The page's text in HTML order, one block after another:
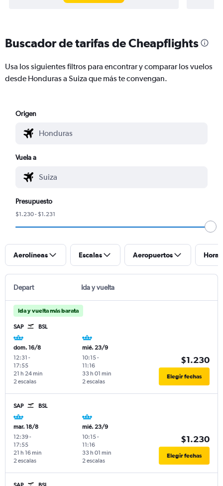
Buscador de tarifas de Cheapflights
Usa los siguientes filtros para encontrar y comparar los vuelos
desde Honduras a Suiza que más te convengan.
Origen
Vuela a
Presupuesto
$1.230 - $1.231
Aerolíneas Escalas Aeropuertos
Depart Ida y vuelta
Ida y vuelta más barata
SAP BSL
dom. 16/8
12:31 -
17:55
2 escalas
21 h 24 min
mié. 23/9
10:15-
11:16
2 escalas
33 h 01 min
$1.230
Elegir fechas
SAP BSL
mar. 18/8
12:39-
17:55
2 escalas
21 h 16 min
mié. 23/9
10:15-
11:16
2 escalas
33 h 01 min
$1.230
Elegir fechas